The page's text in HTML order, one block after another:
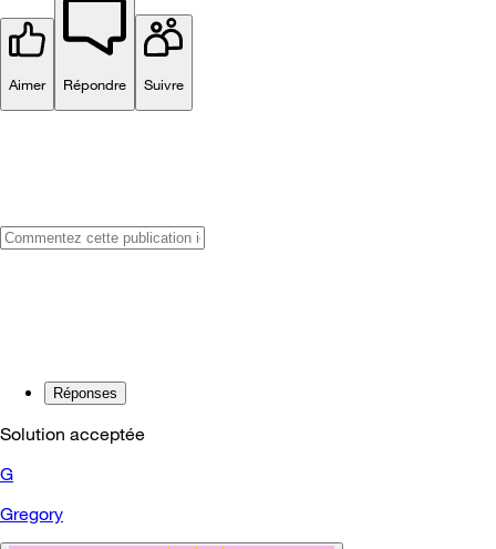
Aimer Répondre Suivre
Réponses
Solution acceptée
G
Gregory